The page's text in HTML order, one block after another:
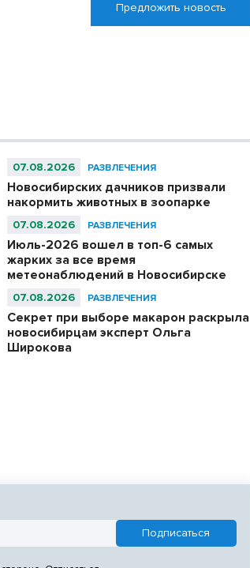
Предложить новость
07.08.2026 РАЗВЛЕЧЕНИЯ
Новосибирских дачников призвали
накормить животных в зоопарке
07.08.2026 РАЗВЛЕЧЕНИЯ
Июль-2026 вошел в топ-6 самых
жарких за все время
метеонаблюдений в Новосибирске
07.08.2026 РАЗВЛЕЧЕНИЯ
Секрет при выборе макарон раскрыла
новосибирцам эксперт Ольга
Широкова